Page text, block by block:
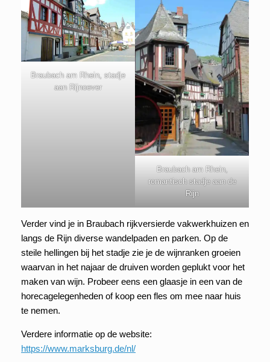
Braubach am Rhein, stadje
aan Rijnoever
Braubach am Rhein,
romantisch stadje aan de
Rijn
Verder vind je in Braubach rijkversierde vakwerkhuizen en
langs de Rijn diverse wandelpaden en parken. Op de
steile hellingen bij het stadje zie je de wijnranken groeien
waarvan in het najaar de druiven worden geplukt voor het
maken van wijn. Probeer eens een glaasje in een van de
horecagelegenheden of koop een fles om mee naar huis
te nemen.
Verdere informatie op de website:
https://www.marksburg.de/nl/